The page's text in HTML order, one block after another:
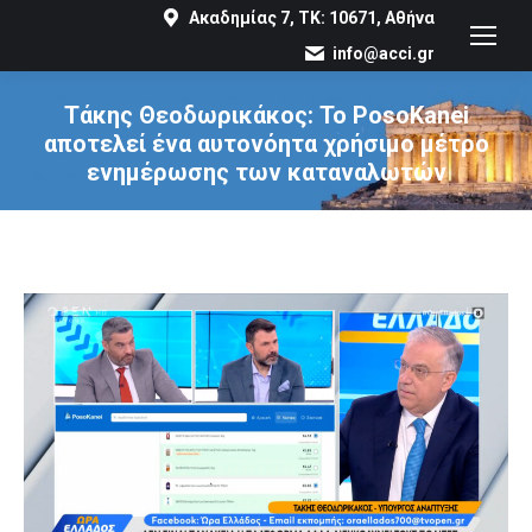
Ακαδημίας 7, ΤΚ: 10671, Αθήνα
info@acci.gr
Τάκης Θεοδωρικάκος: To PosoKanei
αποτελεί ένα αυτονόητα χρήσιμο μέτρο
ενημέρωσης των καταναλωτών
You are here: